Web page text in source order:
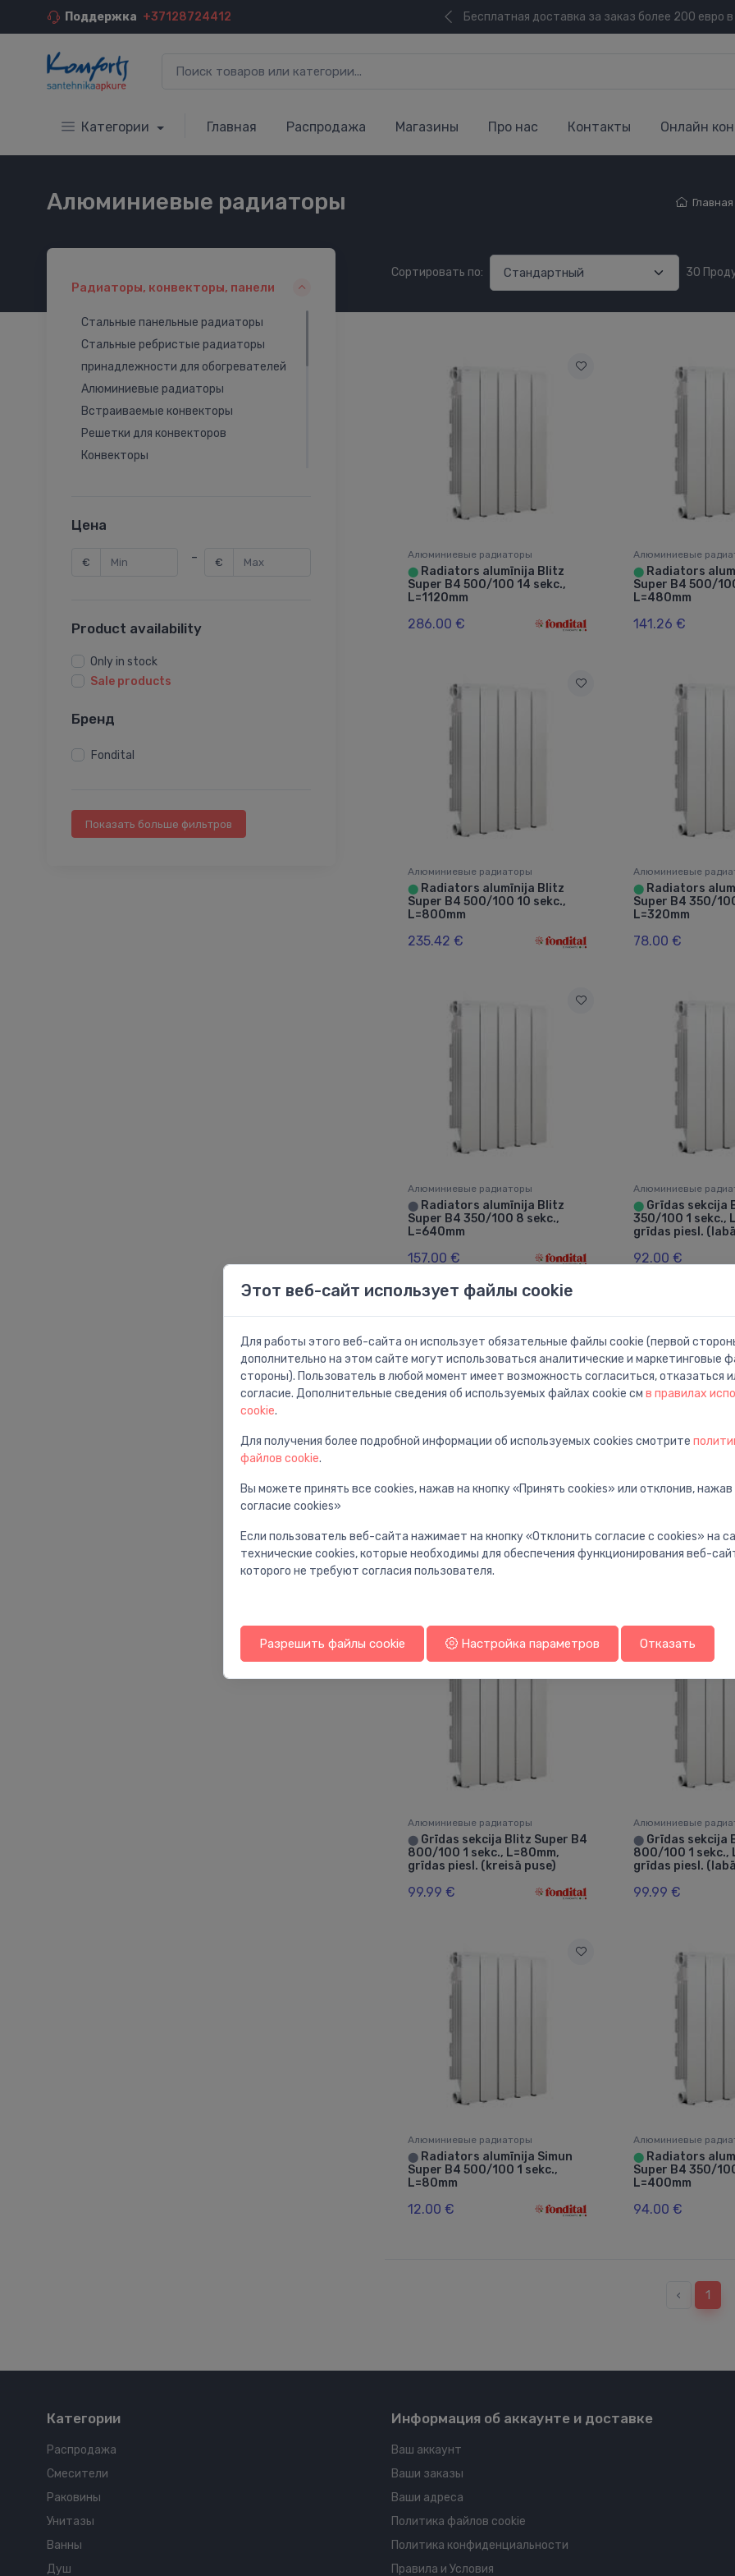
Поддержка +37128724412 Бесплатная доставка за заказ более 200 евро в
Категории Главная Распродажа Магазины Про нас Контакты Онлайн
Главная
Алюминиевые радиаторы
Радиаторы, конвекторы, панели
Стальные панельные радиаторы
Стальные ребристые радиаторы
принадлежности для обогревателей
Алюминиевые радиаторы
Встраиваемые конвекторы
Решетки для конвекторов
Конвекторы
Обогревающие панели
Цена
€ - €
Product availability
Only in stock
Sale products
Бренд
Fondital
Показать больше фильтров
Сортировать по: 30
Алюминиевые радиаторы
⬤ Radiators alumīnija Blitz
Super B4 500/100 14 sekc.,
L=1120mm
286.00 €
Алюминиевые
⬤ Radiators
Super B4 500/
L=480mm
141.26 €
Алюминиевые радиаторы
⬤ Radiators alumīnija Blitz
Super B4 500/100 10 sekc.,
L=800mm
235.42 €
Алюминиевые
⬤ Radiators
Super B4 350/
L=320mm
78.00 €
Алюминиевые радиаторы
⬤ Radiators alumīnija Blitz
Super B4 350/100 8 sekc.,
L=640mm
157.00 €
Алюминиевые
⬤ Grīdas sekcija
350/100 1 sekc.,
grīdas piesl.
92.00 €
500/100 1 sekc., L=80mm,
grīdas piesl. (kreisā puse)
92.00 €
350/100 1 sekc.,
grīdas piesl.
Алюминиевые радиаторы
⬤ Grīdas sekcija Blitz Super B4
800/100 1 sekc., L=80mm,
grīdas piesl. (kreisā puse)
99.99 €
Алюминиевые
⬤ Grīdas sekcija
800/100 1 sekc.,
grīdas piesl.
99.99 €
Алюминиевые радиаторы
⬤ Radiators alumīnija Simun
Super B4 500/100 1 sekc.,
L=80mm
12.00 €
Алюминиевые
⬤ Radiators
Super B4 350/
L=400mm
94.00 €
‹ 1
Категории
Распродажа
Смесители
Раковины
Унитазы
Ванны
Душ
Информация об аккаунте и доставке
Ваш аккаунт
Ваши заказы
Ваши адреса
Политика файлов cookie
Политика конфиденциальности
Правила и Условия
Этот веб-сайт использует файлы cookie
Для работы этого веб-сайта он использует обязательные файлы cookie (первой
дополнительно на этом сайте могут использоваться аналитические и маркетинговые
стороны). Пользователь в любой момент имеет возможность согласиться, отказаться
согласие. Дополнительные сведения об используемых файлах cookie см в правилах
cookie.
Для получения более подробной информации об используемых cookies смотрите
файлов cookie.
Вы можете принять все cookies, нажав на кнопку «Принять cookies» или отклонив,
согласие cookies»
Если пользователь веб-сайта нажимает на кнопку «Отклонить согласие с cookies» на
технические cookies, которые необходимы для обеспечения функционирования веб-
которого не требуют согласия пользователя.
Разрешить файлы cookie Настройка параметров Отказать